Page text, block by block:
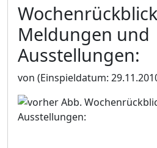
Wochenrückblick
Meldungen und
Ausstellungen:
von (Einspieldatum: